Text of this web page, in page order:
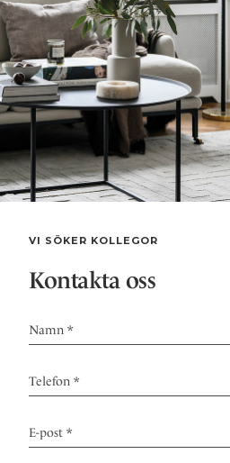
VI SÖKER KOLLEGOR
Kontakta oss